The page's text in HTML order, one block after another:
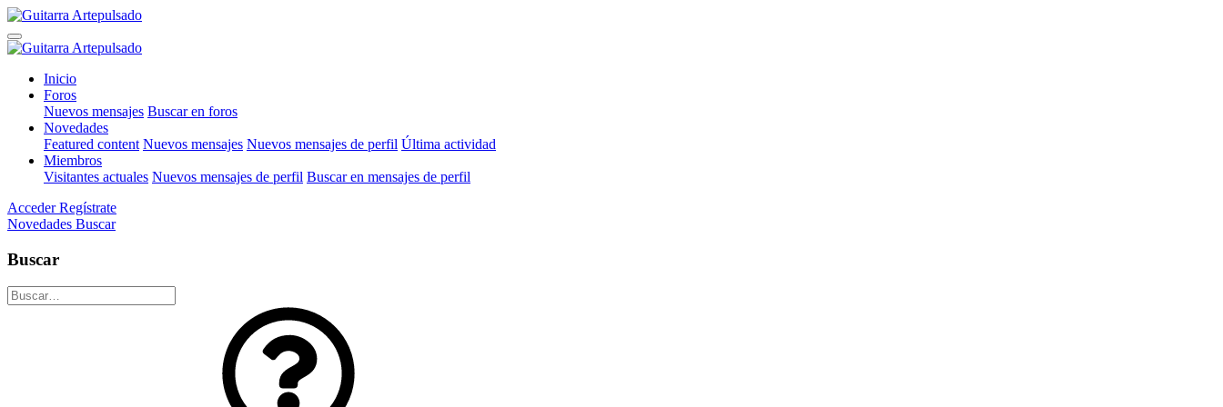
Inicio
Foros
Nuevos mensajes Buscar en foros
Novedades
Featured content Nuevos mensajes Nuevos mensajes de perfil Última actividad
Miembros
Visitantes actuales Nuevos mensajes de perfil Buscar en mensajes de perfil
Acceder Regístrate
Novedades Buscar
Buscar